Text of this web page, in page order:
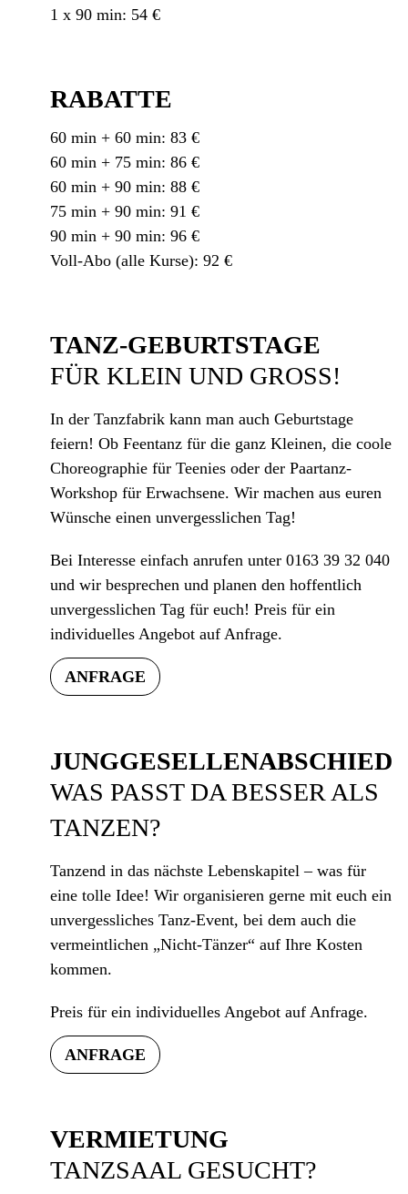
1 x 90 min: 54 €
RABATTE
60 min + 60 min: 83 €
60 min + 75 min: 86 €
60 min + 90 min: 88 €
75 min + 90 min: 91 €
90 min + 90 min: 96 €
Voll-Abo (alle Kurse): 92 €
TANZ-GEBURTSTAGE
FÜR KLEIN UND GROSS!
In der Tanzfabrik kann man auch Geburtstage
feiern! Ob Feentanz für die ganz Kleinen, die coole
Choreographie für Teenies oder der Paartanz-
Workshop für Erwachsene. Wir machen aus euren
Wünsche einen unvergesslichen Tag!
Bei Interesse einfach anrufen unter 0163 39 32 040
und wir besprechen und planen den hoffentlich
unvergesslichen Tag für euch! Preis für ein
individuelles Angebot auf Anfrage.
ANFRAGE
JUNGGESELLENABSCHIED
WAS PASST DA BESSER ALS
TANZEN?
Tanzend in das nächste Lebenskapitel – was für
eine tolle Idee! Wir organisieren gerne mit euch ein
unvergessliches Tanz-Event, bei dem auch die
vermeintlichen „Nicht-Tänzer“ auf Ihre Kosten
kommen.
Preis für ein individuelles Angebot auf Anfrage.
ANFRAGE
VERMIETUNG
TANZSAAL GESUCHT?